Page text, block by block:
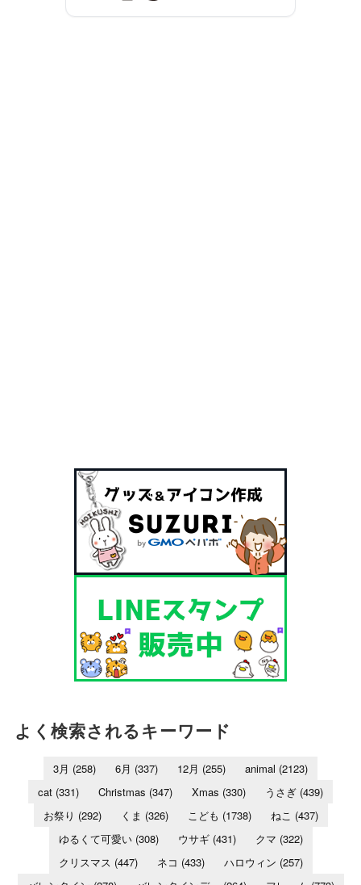
よく検索されるキーワード
3月 (258) 6月 (337) 12月 (255) animal (2123)
cat (331) Christmas (347) Xmas (330) うさぎ (439)
お祭り (292) くま (326) こども (1738) ねこ (437)
ゆるくて可愛い(308) ウサギ(431) クマ (322)
クリスマス (447) ネコ (433) ハロウィン (257)